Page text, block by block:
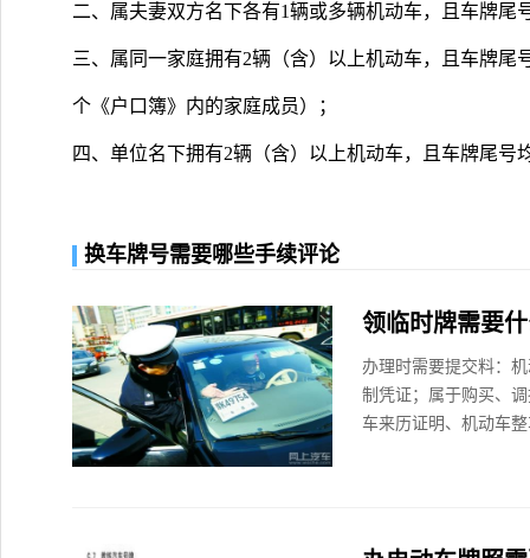
二、属夫妻双方名下各有1辆或多辆机动车，且车牌尾
三、属同一家庭拥有2辆（含）以上机动车，且车牌
个《户口簿》内的家庭成员）；
四、单位名下拥有2辆（含）以上机动车，且车牌尾号
换车牌号需要哪些手续评论
领临时牌需要
办理时需要提交料：
制凭证；属于购买、
车来历证明、机动车